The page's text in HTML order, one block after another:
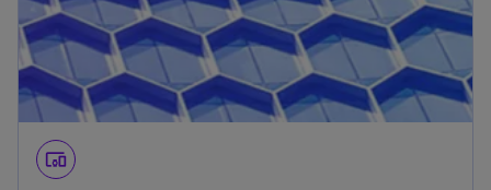
devices_other